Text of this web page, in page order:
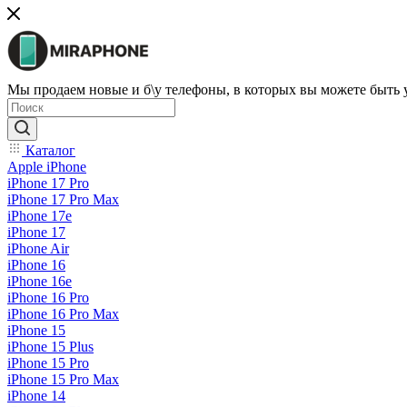
Мы продаем новые и б\у телефоны, в которых вы можете быть
Каталог
Apple iPhone
iPhone 17 Pro
iPhone 17 Pro Max
iPhone 17e
iPhone 17
iPhone Air
iPhone 16
iPhone 16e
iPhone 16 Pro
iPhone 16 Pro Max
iPhone 15
iPhone 15 Plus
iPhone 15 Pro
iPhone 15 Pro Max
iPhone 14